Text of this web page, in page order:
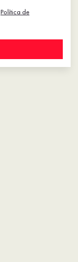
Política de